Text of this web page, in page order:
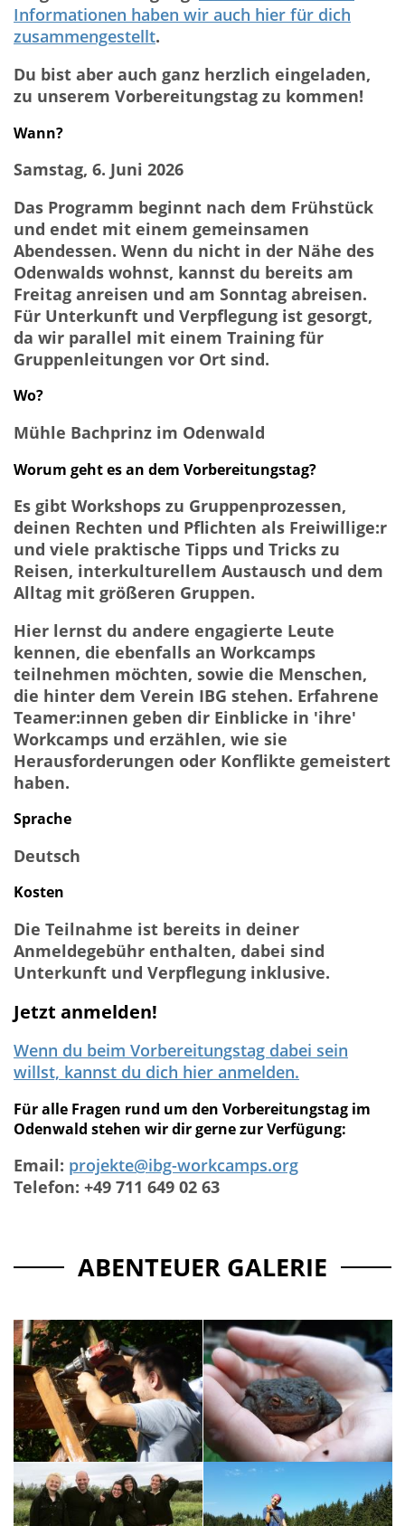
Informationen haben wir auch hier für dich
zusammengestellt.
Du bist aber auch ganz herzlich eingeladen,
zu unserem Vorbereitungstag zu kommen!
Wann?
Samstag, 6. Juni 2026
Das Programm beginnt nach dem Frühstück
und endet mit einem gemeinsamen
Abendessen. Wenn du nicht in der Nähe des
Odenwalds wohnst, kannst du bereits am
Freitag anreisen und am Sonntag abreisen.
Für Unterkunft und Verpflegung ist gesorgt,
da wir parallel mit einem Training für
Gruppenleitungen vor Ort sind.
Wo?
Mühle Bachprinz im Odenwald
Worum geht es an dem Vorbereitungstag?
Es gibt Workshops zu Gruppenprozessen,
deinen Rechten und Pflichten als Freiwillige:r
und viele praktische Tipps und Tricks zu
Reisen, interkulturellem Austausch und dem
Alltag mit größeren Gruppen.
Hier lernst du andere engagierte Leute
kennen, die ebenfalls an Workcamps
teilnehmen möchten, sowie die Menschen,
die hinter dem Verein IBG stehen. Erfahrene
Teamer:innen geben dir Einblicke in 'ihre'
Workcamps und erzählen, wie sie
Herausforderungen oder Konflikte gemeistert
haben.
Sprache
Deutsch
Kosten
Die Teilnahme ist bereits in deiner
Anmeldegebühr enthalten, dabei sind
Unterkunft und Verpflegung inklusive.
Jetzt anmelden!
Wenn du beim Vorbereitungstag dabei sein
willst, kannst du dich hier anmelden.
Für alle Fragen rund um den Vorbereitungstag im
Odenwald stehen wir dir gerne zur Verfügung:
Email: projekte@ibg-workcamps.org
Telefon: +49 711 649 02 63
ABENTEUER GALERIE